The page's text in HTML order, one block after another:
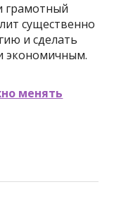
грамотный
существенно
и сделать
экономичным.
менять